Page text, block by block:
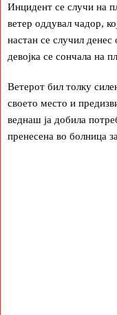
Инцидент се случи на
ветер оддувал чадор,
настан се случил
девојка се сончала на
Ветерот бил толку
своето место и
веднаш ја добила
пренесена во болница